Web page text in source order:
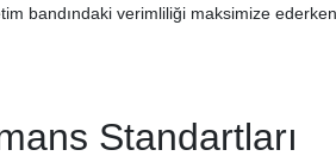
bandındaki verimliliği maksimize
Standartları